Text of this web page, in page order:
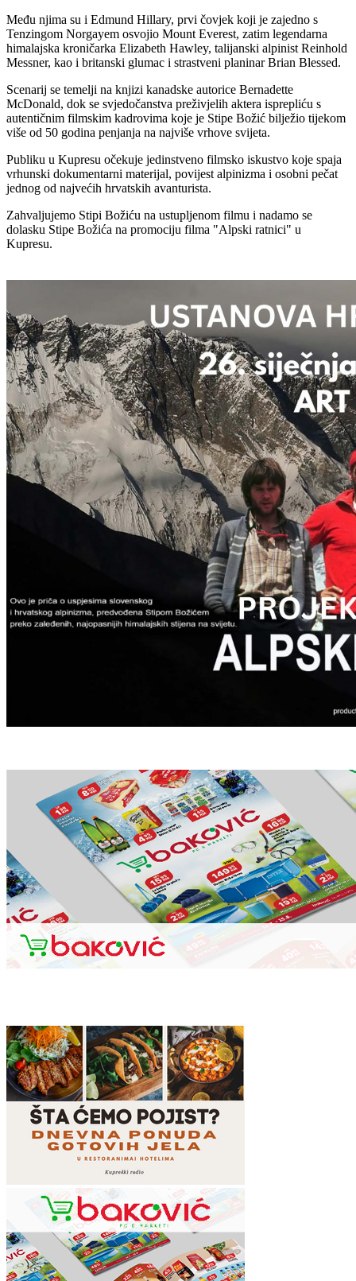
Među njima su i Edmund Hillary, prvi čovjek koji je zajedno s
Tenzingom Norgayem osvojio Mount Everest, zatim legendarna
himalajska kroničarka Elizabeth Hawley, talijanski alpinist Reinhold
Messner, kao i britanski glumac i strastveni planinar Brian Blessed.
Scenarij se temelji na knjizi kanadske autorice Bernadette
McDonald, dok se svjedočanstva preživjelih aktera isprepliću s
autentičnim filmskim kadrovima koje je Stipe Božić bilježio tijekom
više od 50 godina penjanja na najviše vrhove svijeta.
Publiku u Kupresu očekuje jedinstveno filmsko iskustvo koje spaja
vrhunski dokumentarni materijal, povijest alpinizma i osobni pečat
jednog od najvećih hrvatskih avanturista.
Zahvaljujemo Stipi Božiću na ustupljenom filmu i nadamo se
dolasku Stipe Božića na promociju filma "Alpski ratnici" u
Kupresu.